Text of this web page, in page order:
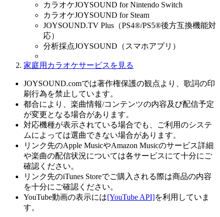
カラオケJOYSOUND for Nintendo Switch
カラオケJOYSOUND for Steam
JOYSOUND.TV Plus（PS4®/PS5®後方互換機能対
応）
分析採点JOYSOUND（スマホアプリ）
家庭用カラオケサービスを見る
JOYSOUND.comでは著作権保護の観点より、歌詞の印
刷行為を禁止しています。
都合により、楽曲情報/コンテンツの内容及び配信予定
が変更となる場合があります。
対応機種が表示されている場合でも、ご利用のシステ
ムによっては選曲できない場合があります。
リンク先のApple MusicやAmazon Musicのサービス詳細
や楽曲の配信状況については各サービスにて十分にご
確認ください。
リンク先のiTunes Storeでご購入される際は商品の内容
を十分にご確認ください。
YouTube動画の表示には[YouTube API]を利用していま
す。